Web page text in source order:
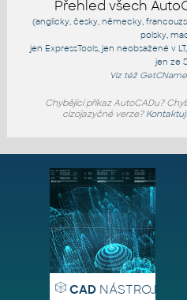
Přehled všech
(anglicky, česky, německy,
polsky,
jen ExpressTools , jen neobsažené v LT
jen ze
Viz též GetCName
Chybějící příkaz AutoCADu?
cizojazyčné verze?
CADNÁSTROJE